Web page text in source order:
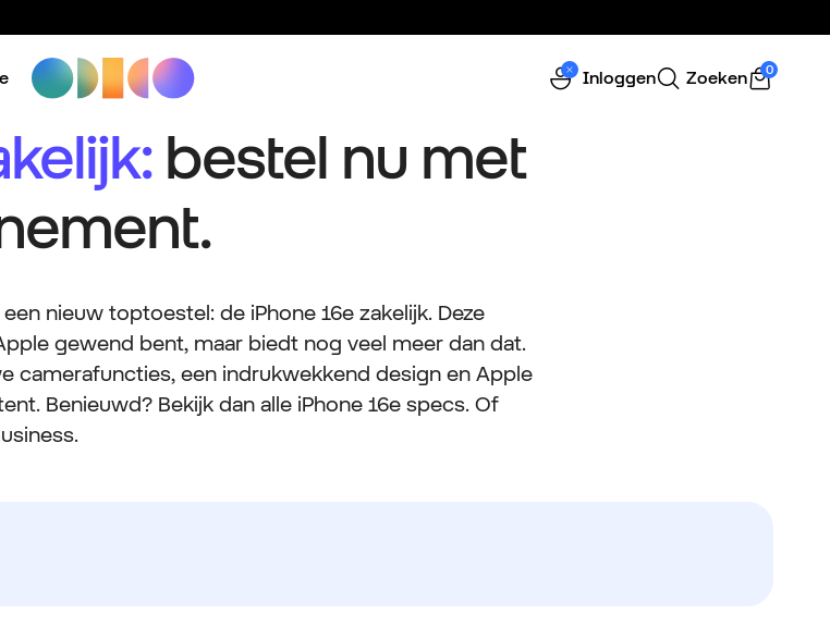
Inloggen Zoeken 0
bestel nu met
nieuw toptoestel: de iPhone 16e zakelijk. Deze
gewend bent, maar biedt nog veel meer dan dat.
camerafuncties, een indrukwekkend design en Apple
Benieuwd? Bekijk dan alle iPhone 16e specs. Of